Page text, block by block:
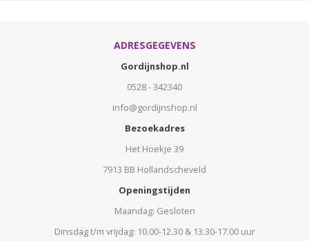
ADRESGEGEVENS
Gordijnshop.nl
0528 - 342340
info@gordijnshop.nl
Bezoekadres
Het Hoekje 39
7913 BB Hollandscheveld
Openingstijden
Maandag: Gesloten
Dinsdag t/m vrijdag: 10.00-12.30 & 13.30-17.00 uur